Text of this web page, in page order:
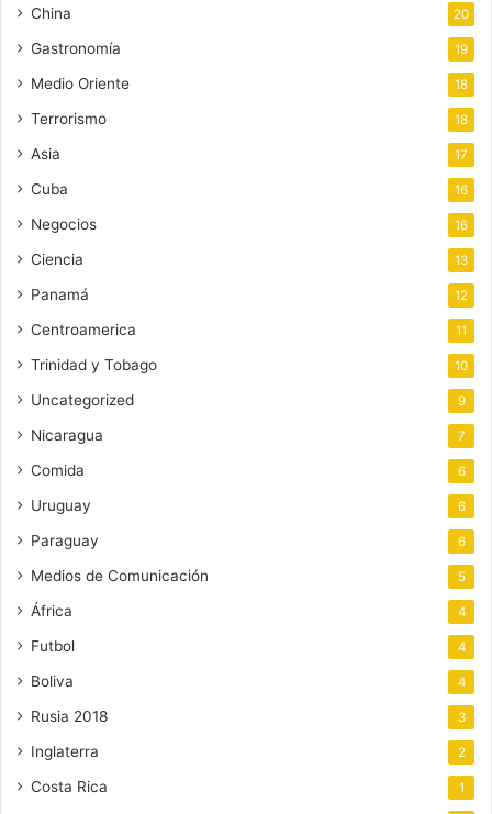
China 20
Gastronomía 19
Medio Oriente 18
Terrorismo 18
Asia 17
Cuba 16
Negocios 16
Ciencia 13
Panamá 12
Centroamerica 11
Trinidad y Tobago 10
Uncategorized 9
Nicaragua 7
Comida 6
Uruguay 6
Paraguay 6
Medios de Comunicación 5
África 4
Futbol 4
Boliva 4
Rusia 2018 3
Inglaterra 2
Costa Rica 1